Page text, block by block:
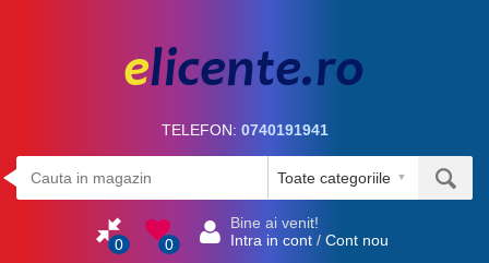
TELEFON: 0740191941
0 0
Bine ai venit!
Intra in cont / Cont nou